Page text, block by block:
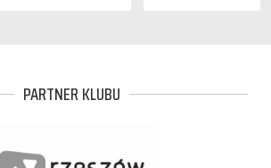
PARTNER KLUBU